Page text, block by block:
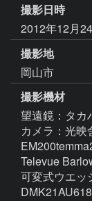
撮影日時
2012年12月
撮影地
岡山市
撮影機材
望遠鏡：タカ
カメラ：光映
Televue
可変式ウエッ
DMK21AU618